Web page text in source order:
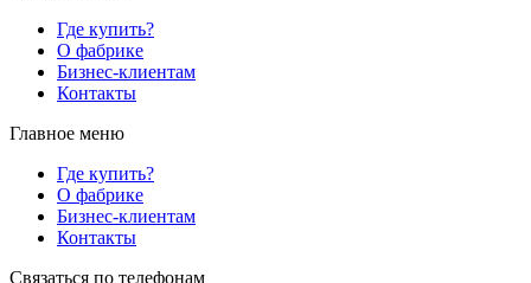
Где купить?
О фабрике
Бизнес-клиентам
Контакты
Главное меню
Где купить?
О фабрике
Бизнес-клиентам
Контакты
Связаться по телефонам